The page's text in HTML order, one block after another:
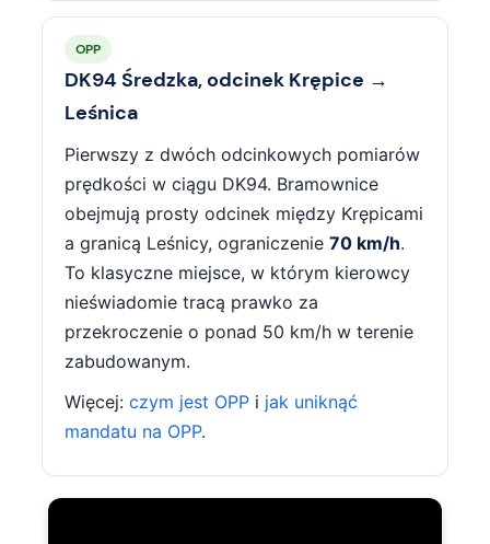
OPP
DK94 Średzka, odcinek Krępice →
Leśnica
Pierwszy z dwóch odcinkowych pomiarów
prędkości w ciągu DK94. Bramownice
obejmują prosty odcinek między Krępicami
a granicą Leśnicy, ograniczenie 70 km/h.
To klasyczne miejsce, w którym kierowcy
nieświadomie tracą prawko za
przekroczenie o ponad 50 km/h w terenie
zabudowanym.
Więcej: czym jest OPP i jak uniknąć
mandatu na OPP.